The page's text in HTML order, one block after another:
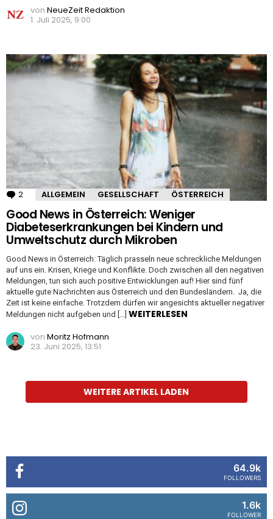
von NeueZeit Redaktion
1. Juli 2025, 9:00
2 Kommentare
ALLGEMEIN GESELLSCHAFT ÖSTERREICH
Good News in Österreich: Weniger
Diabeteserkrankungen bei Kindern und
Umweltschutz durch Mikroben
Good News in Österreich: Täglich prasseln neue schreckliche Meldungen
auf uns ein. Krisen, Kriege und Konflikte. Doch zwischen all den negativen
Meldungen, tun sich auch positive Entwicklungen auf! Hier sind fünf
aktuelle gute Nachrichten aus Österreich und den Bundesländern. Ja, die
Zeit ist keine einfache. Trotzdem dürfen wir angesichts aktueller negativer
Meldungen nicht aufgeben und […] WEITERLESEN
von Moritz Hofmann
23. Juni 2025, 13:51
WEITERE ARTIKEL LADEN
64.9k
FOLLOWERS
1.6k
FOLLOWER